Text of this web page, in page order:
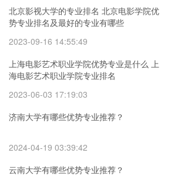
北京影视大学的专业排名 北京电影学院优
势专业排名及最好的专业有哪些
2023-09-16 14:55:49
上海电影艺术职业学院优势专业是什么 上
海电影艺术职业学院专业排名
2023-06-03 17:19:03
济南大学有哪些优势专业推荐？
2024-04-19 03:39:42
云南大学有哪些优势专业推荐？